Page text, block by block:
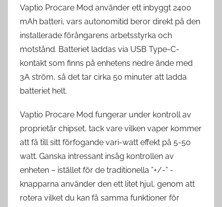
Vaptio Procare Mod använder ett inbyggt 2400
mAh batteri, vars autonomitid beror direkt på den
installerade förångarens arbetsstyrka och
motstånd. Batteriet laddas via USB Type-C-
kontakt som finns på enhetens nedre ände med
3A ström, så det tar cirka 50 minuter att ladda
batteriet helt.
Vaptio Procare Mod fungerar under kontroll av
proprietär chipset, tack vare vilken vaper kommer
att få till sitt förfogande vari-watt effekt på 5-50
watt. Ganska intressant insåg kontrollen av
enheten – istället för de traditionella ”+/-” -
knapparna använder den ett litet hjul, genom att
rotera vilket du kan få samma funktioner för